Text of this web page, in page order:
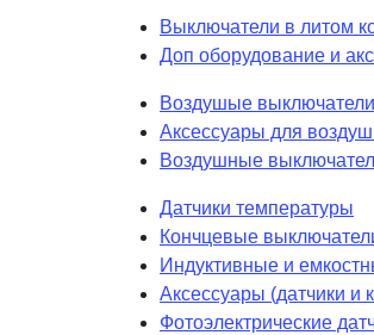
Выключатели в литом
Доп оборудование и
Воздушые
Аксессуары для
Воздушные
Датчики температуры
Кончцевые
Индуктивные и
Аксессуары (датчики и
Фотоэлектрические